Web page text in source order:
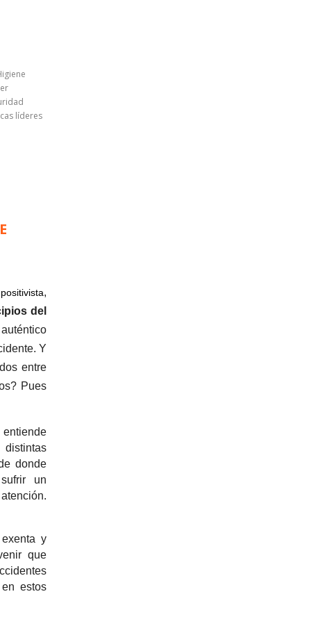
líderes
positivista,
del
Y
entre
Pues
donde
un
y
que
estos